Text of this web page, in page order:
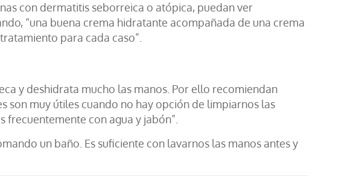
con dermatitis seborreica o atópica, puedan ver
“una buena crema hidratante acompañada de una crema
para cada caso”.
y deshidrata mucho las manos. Por ello recomiendan
son muy útiles cuando no hay opción de limpiarnos las
con agua y jabón”.
un baño. Es suficiente con lavarnos las manos antes y